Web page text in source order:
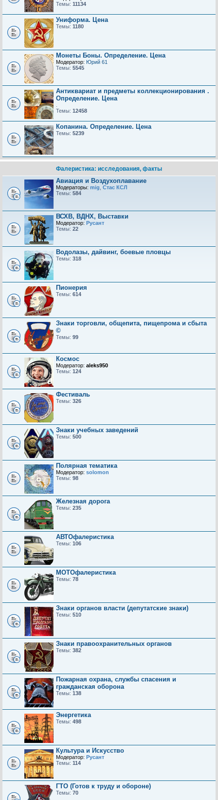
Темы: 11134
Униформа. Цена
Темы: 1180
Монеты Боны. Определение. Цена
Модератор: Юрий 61
Темы: 5545
Антиквариат и предметы коллекционирования .
Определение. Цена
Темы: 12458
Копанина. Определение. Цена
Темы: 5239
Фалеристика: исследования, факты
Авиация и Воздухоплавание
Модераторы: mig Стас КСЛ
Темы: 584
ВСХВ, ВДНХ, Выставки
Модератор: Русант
Темы: 22
Водолазы, дайвинг, боевые пловцы
Темы: 318
Пионерия
Темы: 614
Знаки торговли, общепита, пищепрома и сбыта
©
Темы: 99
Космос
Модератор: aleks950
Темы: 124
Фестиваль
Темы: 326
Знаки учебных заведений
Темы: 500
Полярная тематика
Модератор: solomon
Темы: 98
Железная дорога
Темы: 235
АВТОфалеристика
Темы: 106
МОТОфалеристика
Темы: 78
Знаки органов власти (депутатские знаки)
Темы: 510
Знаки правоохранительных органов
Темы: 382
Пожарная охрана, службы спасения и
гражданская оборона
Темы: 138
Энергетика
Темы: 498
Культура и Искусство
Модератор: Русант
Темы: 114
ГТО (Готов к труду и обороне)
Темы: 70